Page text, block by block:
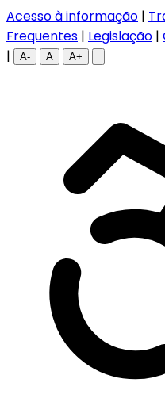
Acesso à informação |
Frequentes | Legislação |
|
A- A A+